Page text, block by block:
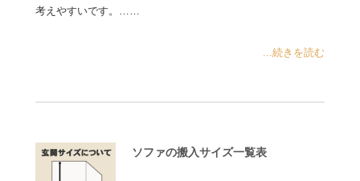
考えやすいです。……
...続きを読む
ソファの搬入サイズ一覧表